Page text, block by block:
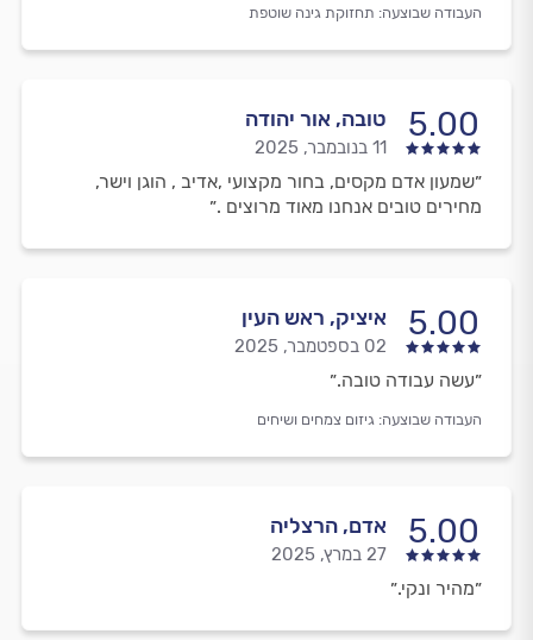
העבודה שבוצעה: תחזוקת גינה שוטפת
5.00 טובה, אור יהודה
11 בנובמבר, 2025
״שמעון אדם מקסים, בחור מקצועי ,אדיב , הוגן וישר,
מחירים טובים אנחנו מאוד מרוצים .״
5.00 איציק, ראש העין
02 בספטמבר, 2025
״עשה עבודה טובה.״
העבודה שבוצעה: גיזום צמחים ושיחים
5.00 אדם, הרצליה
27 במרץ, 2025
״מהיר ונקי.״